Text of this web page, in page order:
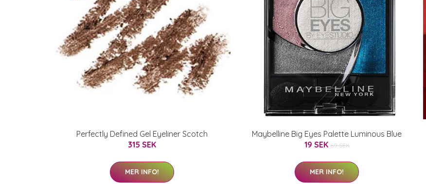
Perfectly Defined Gel Eyeliner Scotch
315 SEK
MER INFO!
Maybelline Big Eyes Palette Luminous Blue
19 SEK 69 SEK
MER INFO!